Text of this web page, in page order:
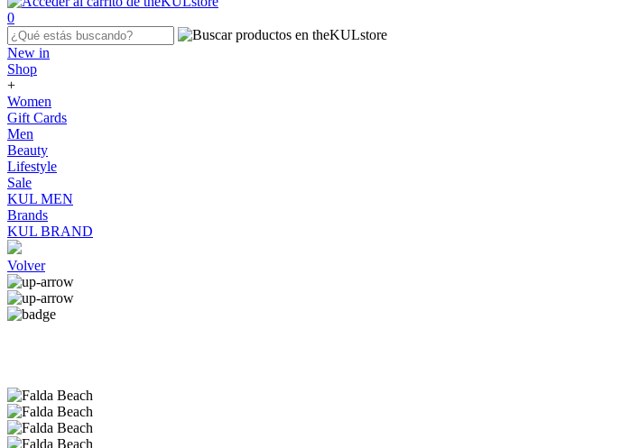
0
New in
Shop
+
Women
Gift Cards
Men
Beauty
Lifestyle
Sale
KUL MEN
Brands
KUL BRAND
Volver